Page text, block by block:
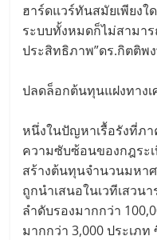
ฮาร์ดแวร์ทันสมัยเพียง
ระบบทั้งหมดก็ไม่สามาร
ประสิทธิภาพ”ดร.กิตติพ
ปลดล็อกต้นทุนแฝงทาง
หนึ่งในปัญหาเรื้อรังที่ภ
ความซับซ้อนของกฎระ
สร้างต้นทุนจำนวนมหา
ถูกนำเสนอในเวทีเสวน
ลำดับรองมากกว่า
มากกว่า 3,000 ประเภ